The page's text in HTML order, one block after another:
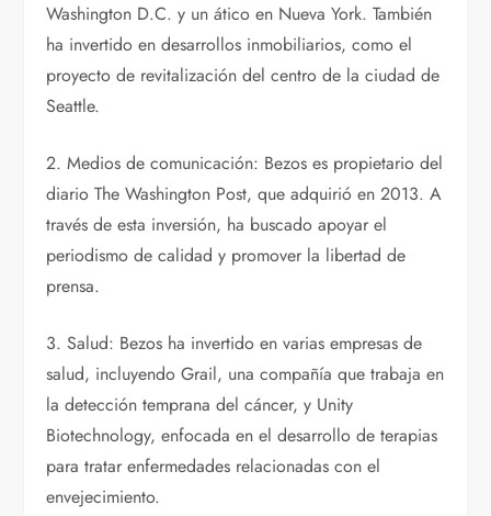
Washington D.C. y un ático en Nueva York. También
ha invertido en desarrollos inmobiliarios, como el
proyecto de revitalización del centro de la ciudad de
Seattle.
2. Medios de comunicación: Bezos es propietario del
diario The Washington Post, que adquirió en 2013. A
través de esta inversión, ha buscado apoyar el
periodismo de calidad y promover la libertad de
prensa.
3. Salud: Bezos ha invertido en varias empresas de
salud, incluyendo Grail, una compañía que trabaja en
la detección temprana del cáncer, y Unity
Biotechnology, enfocada en el desarrollo de terapias
para tratar enfermedades relacionadas con el
envejecimiento.